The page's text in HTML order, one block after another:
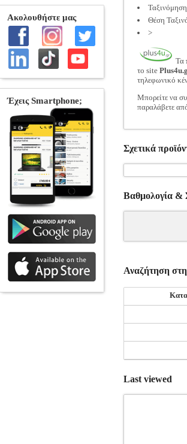
Θέση
>
Τα
το site
τηλεφωνικό
Μπορείτε να
παραλάβετε
Σχετικά
Βαθμολογία &
Αναζήτηση
Last viewed